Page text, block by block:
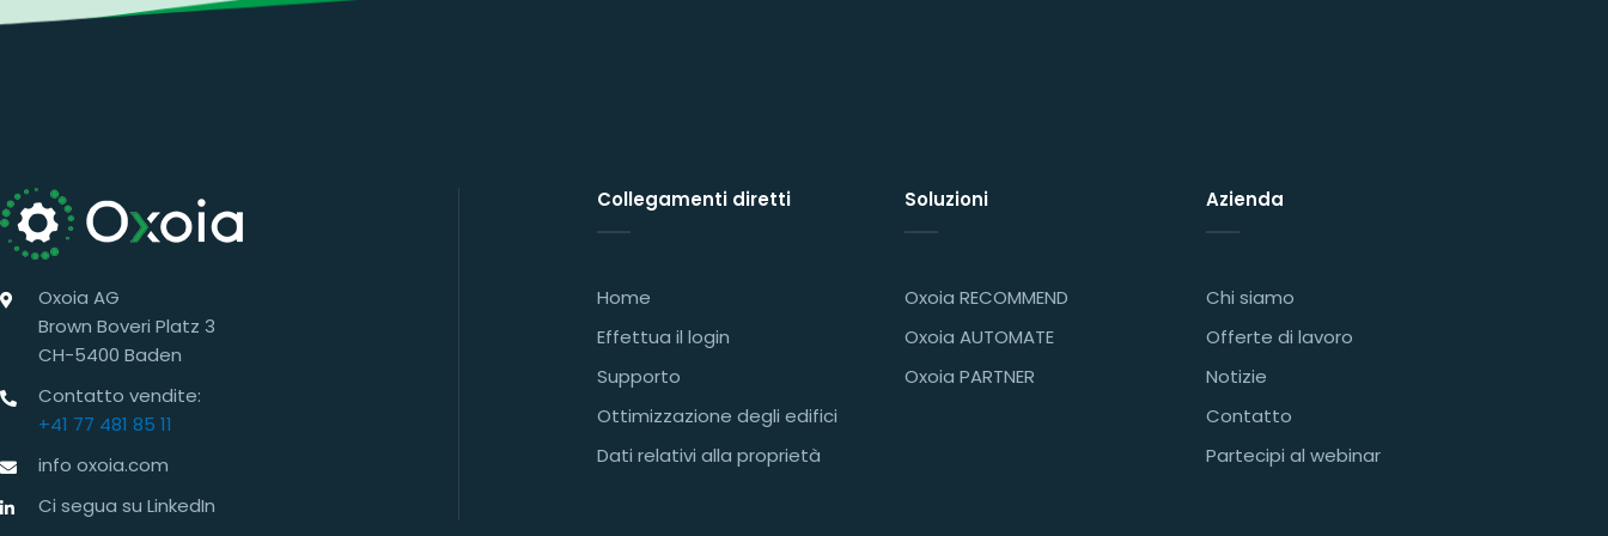
Oxoia AG
Brown Boveri Platz 3
CH-5400 Baden
Contatto vendite:
+41 77 481 85 11
info oxoia.com
Ci segua su LinkedIn
Collegamenti diretti
Home
Effettua il login
Supporto
Ottimizzazione degli edifici
Dati relativi alla proprietà
Soluzioni
Oxoia RECOMMEND
Oxoia AUTOMATE
Oxoia PARTNER
Azienda
Chi siamo
Offerte di lavoro
Notizie
Contatto
Partecipi al webinar